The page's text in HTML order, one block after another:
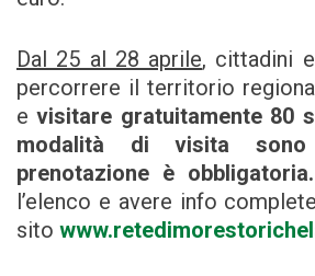
Dal 25 al 28 aprile, cittadini
percorrere il territorio
evisitare gratuitamente 80
modalità di visita
prenotazione è obbligatoria.
l’elenco e avere info
sito